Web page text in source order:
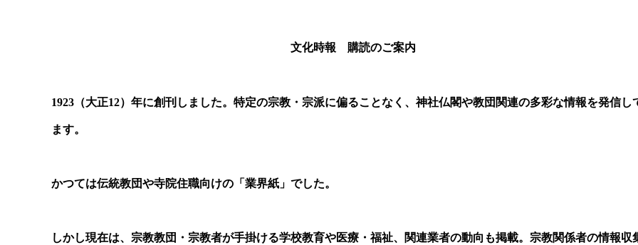
文化時報 購読のご案内
1923 （大正12）年に創刊しました。特定の宗教・宗派に偏ることなく、神社仏閣や教団関連の多彩な情報を発信し
ます。
かつては伝統教団や寺院住職向けの「業界紙」でした。
しかし現在は、宗教教団・宗教者が手掛ける学校教育や医療・福祉、関連業者の動向も掲載。宗教関係者の情報収